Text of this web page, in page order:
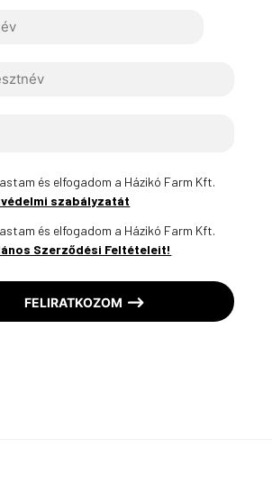
és elfogadom a Házikó Farm Kft.
szabályzatát
és elfogadom a Házikó Farm Kft.
Szerződési Feltételeit!
FELIRATKOZOM